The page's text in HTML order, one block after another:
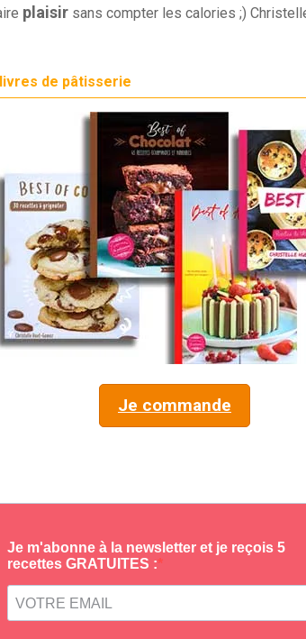
plaisir sans compter les calories ;)
de pâtisserie
Je commande